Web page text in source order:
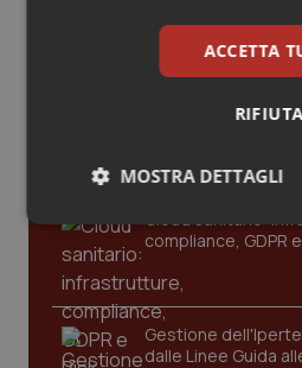
Quotidiano Oncologia
Sangue & coagulazione
Tiroide
Gold
Cloud sanitario:
compliance, GDPR
Gestione
dalle Linee Guida
ACCETTA
RIFIUTA
MOSTRA DETTAGLI
Necessari Statistici